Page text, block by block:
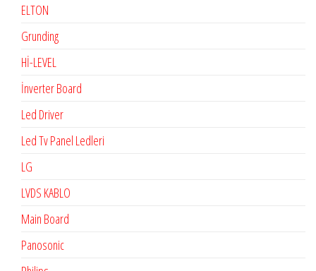
ELTON
Grunding
Hİ-LEVEL
İnverter Board
Led Driver
Led Tv Panel Ledleri
LG
LVDS KABLO
Main Board
Panosonic